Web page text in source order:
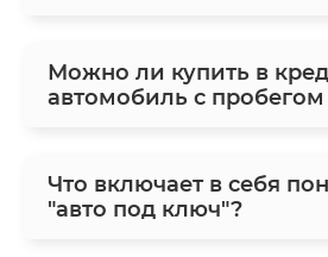
Можно ли купить в
автомобиль с пробегом
Что включает в себя
"авто под ключ"?